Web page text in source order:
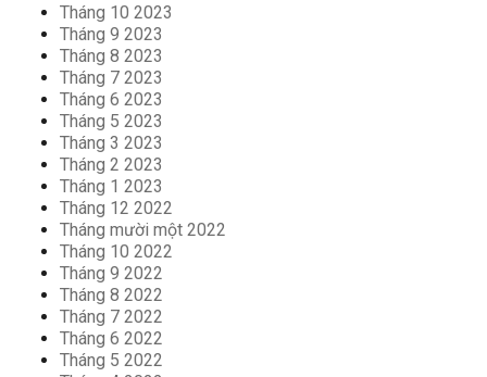
Tháng 10 2023
Tháng 9 2023
Tháng 8 2023
Tháng 7 2023
Tháng 6 2023
Tháng 5 2023
Tháng 3 2023
Tháng 2 2023
Tháng 1 2023
Tháng 12 2022
Tháng mười một 2022
Tháng 10 2022
Tháng 9 2022
Tháng 8 2022
Tháng 7 2022
Tháng 6 2022
Tháng 5 2022